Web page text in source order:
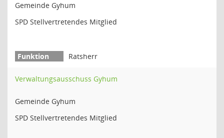
Gemeinde Gyhum
SPD Stellvertretendes Mitglied
Ratsherr
Verwaltungsausschuss Gyhum
Gemeinde Gyhum
SPD Stellvertretendes Mitglied